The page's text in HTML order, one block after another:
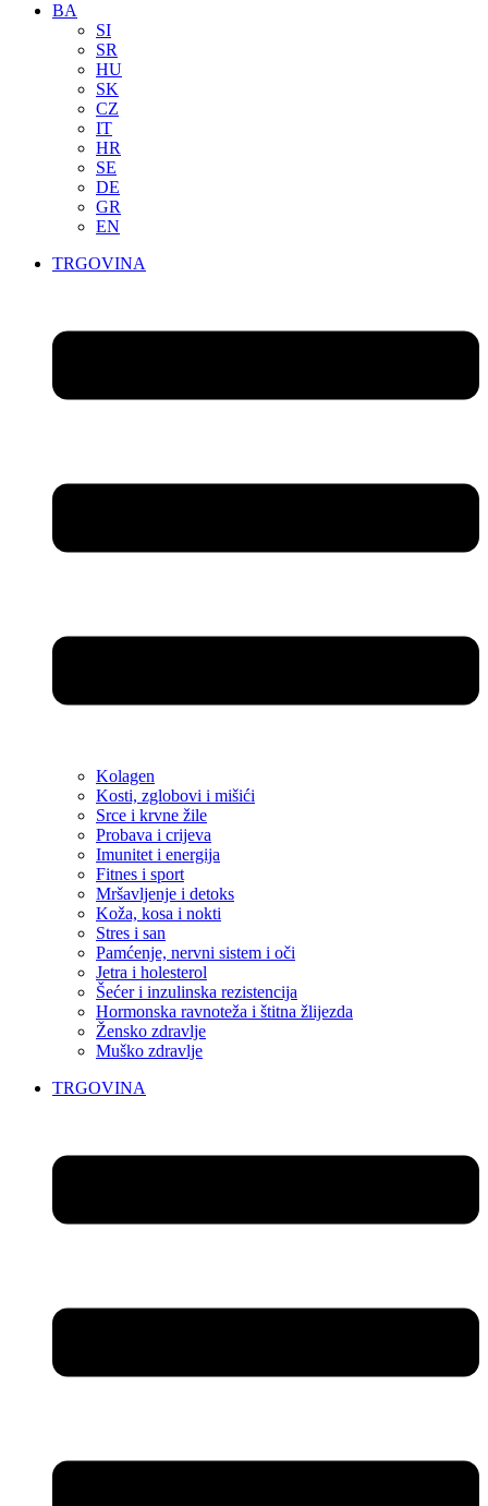
BA
SI
SR
HU
SK
CZ
IT
HR
SE
DE
GR
EN
TRGOVINA
Kolagen
Kosti, zglobovi i mišići
Srce i krvne žile
Probava i crijeva
Imunitet i energija
Fitnes i sport
Mršavljenje i detoks
Koža, kosa i nokti
Stres i san
Pamćenje, nervni sistem i oči
Jetra i holesterol
Šećer i inzulinska rezistencija
Hormonska ravnoteža i štitna žlijezda
Žensko zdravlje
Muško zdravlje
TRGOVINA